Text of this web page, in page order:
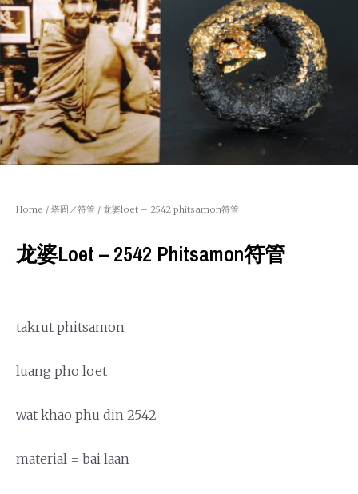
Home / 塔固／符管 / 龙婆loet – 2542 phitsamon符管
龙婆loet – 2542 Phitsamon符管
takrut phitsamon
luang pho loet
wat khao phu din 2542
material = bai laan